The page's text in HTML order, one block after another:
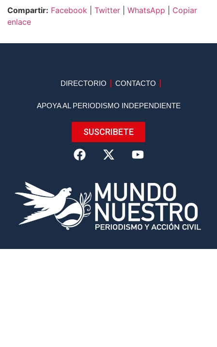
Compartir: Facebook Twitter WhatsApp
Copiar
enlace
DIRECTORIO CONTACTO
APOYA AL PERIODISMO INDEPENDIENTE
SUSCRIBETE